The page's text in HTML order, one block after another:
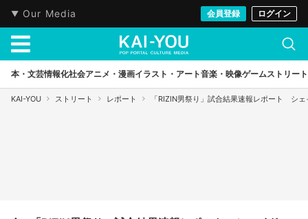
Our Media 会員登録 ログイン
本・文芸情報化社会アニメ・漫画イラスト・アート音楽・映像ゲームストリート
KAI-YOU ストリート レポート 「RIZIN男祭り」試合結果速報レポート シ